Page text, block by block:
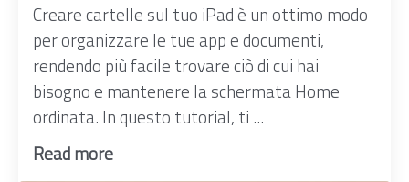
Creare cartelle sul tuo iPad è un ottimo modo
per organizzare le tue app e documenti,
rendendo più facile trovare ciò di cui hai
bisogno e mantenere la schermata Home
ordinata. In questo tutorial, ti ...
Read more